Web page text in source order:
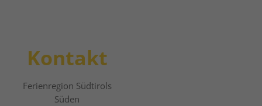
Kontakt
Ferienregion Südtirols
Süden